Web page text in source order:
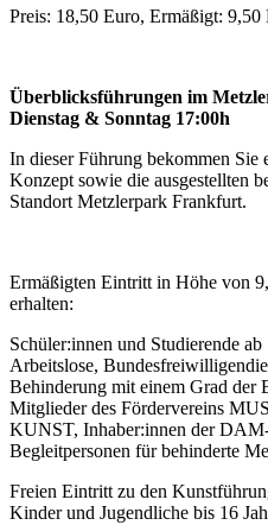
Preis: 18,50 Euro, Ermäßigt: 9,50
Überblicksführungen im
Dienstag & Sonntag 17:00h
In dieser Führung bekommen
Konzept sowie die ausgestellten
Standort Metzlerpark Frankfurt.
Ermäßigten Eintritt in Höhe von
erhalten:
Schüler:innen und Studierende
Arbeitslose,
Behinderung mit einem Grad der
Mitglieder des Fördervereins
KUNST, Inhaber:innen der
Begleitpersonen für behinderte
Freien Eintritt zu den
Kinder und Jugendliche bis 16